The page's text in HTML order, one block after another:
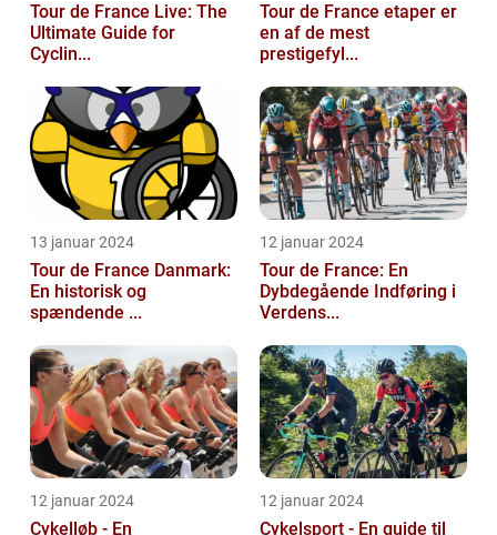
Tour de France Live: The
Ultimate Guide for
Cyclin...
Tour de France etaper er
en af de mest
prestigefyl...
13 januar 2024
Tour de France Danmark:
En historisk og
spændende ...
12 januar 2024
Tour de France: En
Dybdegående Indføring i
Verdens...
12 januar 2024
Cykelløb - En
12 januar 2024
Cykelsport - En guide til